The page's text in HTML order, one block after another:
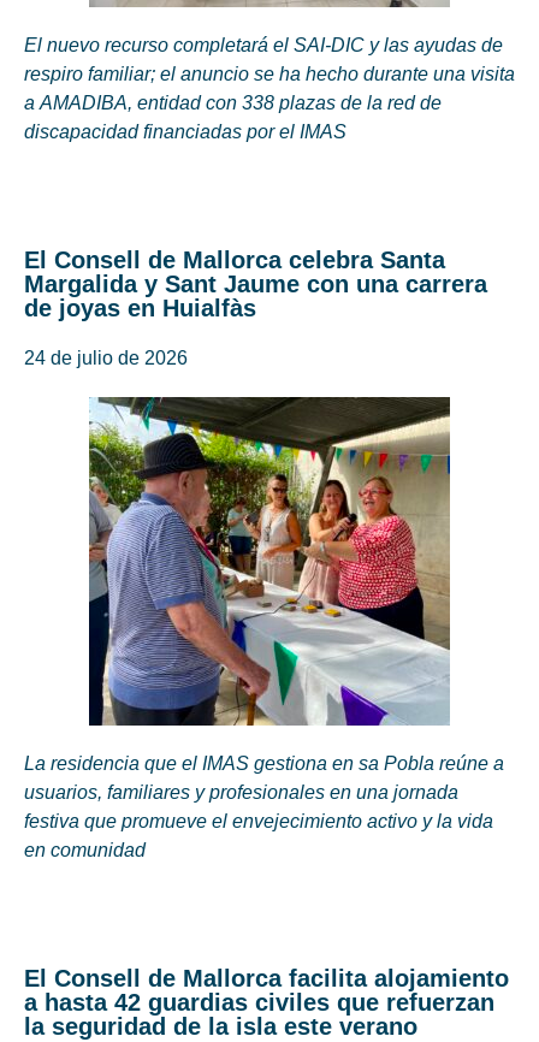
El nuevo recurso completará el SAI-DIC y las ayudas de
respiro familiar; el anuncio se ha hecho durante una visita
a AMADIBA, entidad con 338 plazas de la red de
discapacidad financiadas por el IMAS
El Consell de Mallorca celebra Santa
Margalida y Sant Jaume con una carrera
de joyas en Huialfàs
24 de julio de 2026
La residencia que el IMAS gestiona en sa Pobla reúne a
usuarios, familiares y profesionales en una jornada
festiva que promueve el envejecimiento activo y la vida
en comunidad
El Consell de Mallorca facilita alojamiento
a hasta 42 guardias civiles que refuerzan
la seguridad de la isla este verano